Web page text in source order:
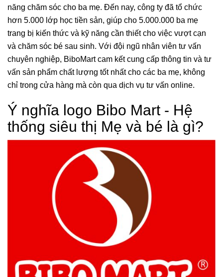
năng chăm sóc cho ba mẹ. Đến nay, công ty đã tổ chức
hơn 5.000 lớp học tiền sản, giúp cho 5.000.000 ba mẹ
trang bị kiến thức và kỹ năng cần thiết cho việc vượt cạn
và chăm sóc bé sau sinh. Với đội ngũ nhân viên tư vấn
chuyên nghiệp, BiboMart cam kết cung cấp thông tin và tư
vấn sản phẩm chất lượng tốt nhất cho các ba mẹ, không
chỉ trong cửa hàng mà còn qua dịch vụ tư vấn online.
Ý nghĩa logo Bibo Mart - Hệ
thống siêu thị Mẹ và bé là gì?